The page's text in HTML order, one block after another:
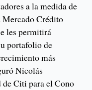
a la medida de
Mercado Crédito
les permitirá
portafolio de
más
Nicolás
Citi para el Cono